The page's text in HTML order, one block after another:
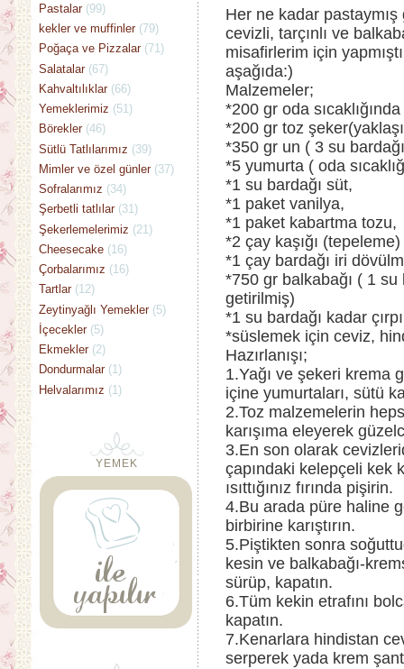
Her ne kadar
cevizli, tarçınlı ve
misafirlerim için
aşağıda:)
Malzemeler;
*200 gr oda
*200 gr toz
*350 gr un ( 3 su
*5 yumurta ( oda
*1 su bardağı süt,
*1 paket vanilya,
*1 paket kabartma tozu,
*2 çay kaşığı (tepeleme)
*1 çay bardağı iri
*750 gr balkabağı ( 1
getirilmiş)
*1 su bardağı kadar
*süslemek için ceviz,
Hazırlanışı;
1.Yağı ve şekeri krema
içine yumurtaları, sütü
2.Toz malzemelerin
karışıma eleyerek
3.En son olarak
çapındaki kelepçeli kek
ısıttığınız fırında pişirin.
4.Bu arada püre haline
birbirine karıştırın.
5.Piştikten sonra
kesin ve balkabağı-
sürüp, kapatın.
6.Tüm kekin etrafını
kapatın.
7.Kenarlara hindistan
serperek yada krem
Pastalar (99)
kekler ve muffinler (79)
Poğaça ve Pizzalar (71)
Salatalar (67)
Kahvaltılıklar (66)
Yemeklerimiz (51)
Börekler (46)
Sütlü Tatlılarımız (39)
Mimler ve özel günler (37)
Sofralarımız (34)
Şerbetli tatlılar (31)
Şekerlemelerimiz (21)
Cheesecake (16)
Çorbalarımız (16)
Tartlar (12)
Zeytinyağlı Yemekler (5)
İçecekler (5)
Ekmekler (2)
Dondurmalar (1)
Helvalarımız (1)
YEMEK